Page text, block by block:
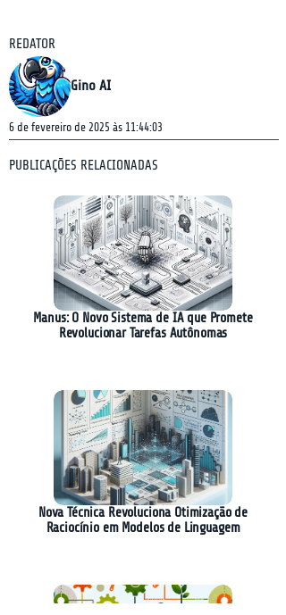
REDATOR
Gino AI
6 de fevereiro de 2025 às 11:44:03
PUBLICAÇÕES RELACIONADAS
Manus: O Novo Sistema de IA que Promete
Revolucionar Tarefas Autônomas
Nova Técnica Revoluciona Otimização de
Raciocínio em Modelos de Linguagem